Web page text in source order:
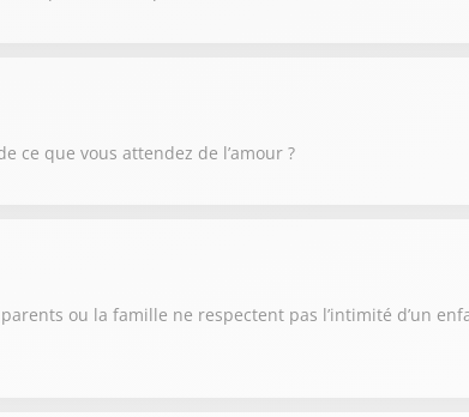
ce que vous attendez de l’amour ?
ou la famille ne respectent pas l’intimité d’un